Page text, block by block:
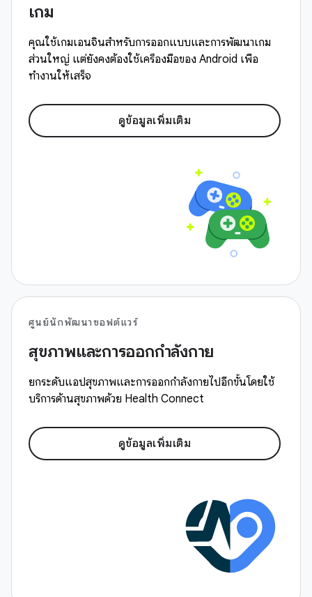
เกม
คุณใช้เกมเอนจินสำหรับการออกแบบและการพัฒนาเกม
ส่วนใหญ่ แต่ยังคงต้องใช้เครื่องมือของ Android เพื่อ
ทำงานให้เสร็จ
ดูข้อมูลเพิ่มเติม
ศูนย์นักพัฒนาซอฟต์แวร์
สุขภาพและการออกกำลังกาย
ยกระดับแอปสุขภาพและการออกกำลังกายไปอีกขั้นโดยใช้
บริการด้านสุขภาพด้วย Health Connect
ดูข้อมูลเพิ่มเติม